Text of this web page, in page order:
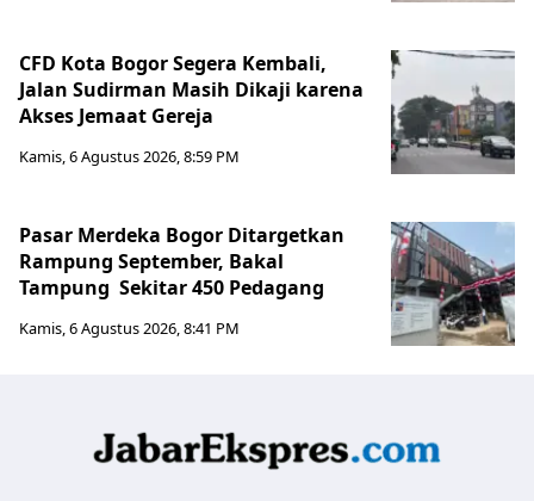
CFD Kota Bogor Segera Kembali,
Jalan Sudirman Masih Dikaji karena
Akses Jemaat Gereja
Kamis, 6 Agustus 2026, 8:59 PM
Pasar Merdeka Bogor Ditargetkan
Rampung September, Bakal
Tampung Sekitar 450 Pedagang
Kamis, 6 Agustus 2026, 8:41 PM